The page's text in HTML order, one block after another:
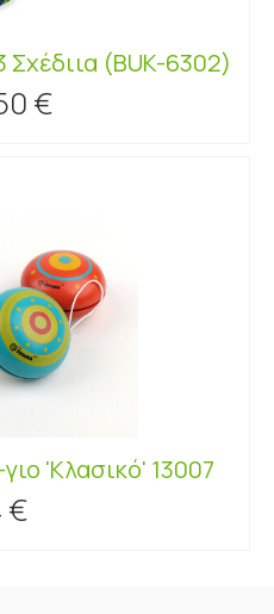
(BUK-6302)
€
'Κλασικό' 13007
€